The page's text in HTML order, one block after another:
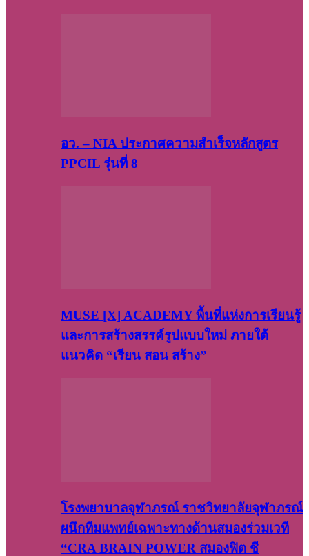
อว. – NIA ประกาศความสำเร็จหลักสูตร
PPCIL รุ่นที่ 8
MUSE [X] ACADEMY พื้นที่แห่งการเรียนรู้
และการสร้างสรรค์รูปแบบใหม่ ภายใต้
แนวคิด “เรียน สอน สร้าง”
โรงพยาบาลจุฬาภรณ์ ราชวิทยาลัยจุฬาภรณ์
ผนึกทีมแพทย์เฉพาะทางด้านสมองร่วมเวที
“CRA BRAIN POWER สมองฟิต ชี